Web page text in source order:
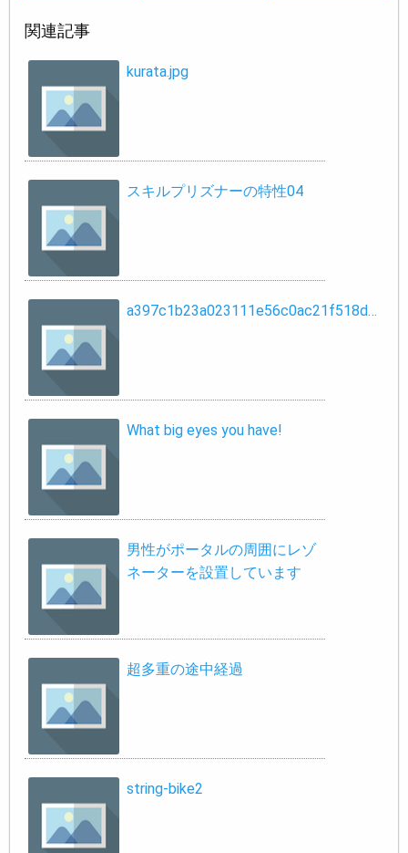
関連記事
kurata.jpg
スキルプリズナーの特性04
a397c1b23a023111e56c0ac21f518d…
What big eyes you have!
男性がポータルの周囲にレゾ
ネーターを設置しています
超多重の途中経過
string-bike2